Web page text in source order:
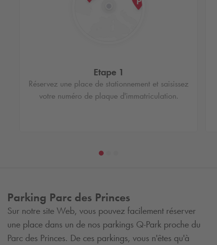
Etape 1
Réservez une place de stationnement et saisissez
votre numéro de plaque d'immatriculation.
Parking Parc des Princes
Sur notre site Web, vous pouvez facilement réserver
une place dans un de nos parkings Q-Park proche du
Parc des Princes. De ces parkings, vous n'êtes qu'à